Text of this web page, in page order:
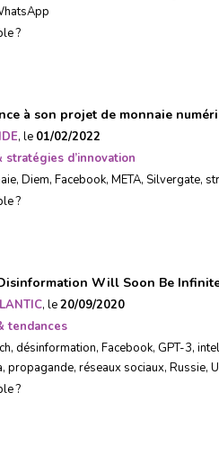
?
à son projet de monnaie
, le 01/02/2022
d’innovation
, Diem, Facebook, META, Silvergate,
?
Will Soon Be
, le20/09/2020
tendances
, désinformation, Facebook, GPT-3,
, propagande, réseaux sociaux, Russie,
?